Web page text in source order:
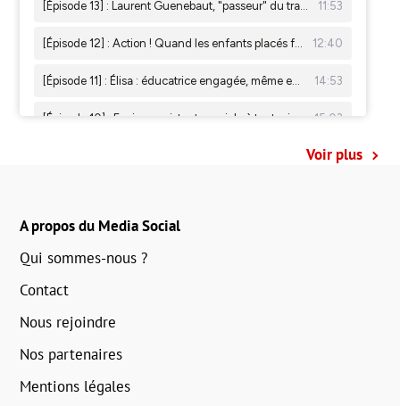
Voir plus
A propos du Media Social
Qui sommes-nous ?
Contact
Nous rejoindre
Nos partenaires
Mentions légales